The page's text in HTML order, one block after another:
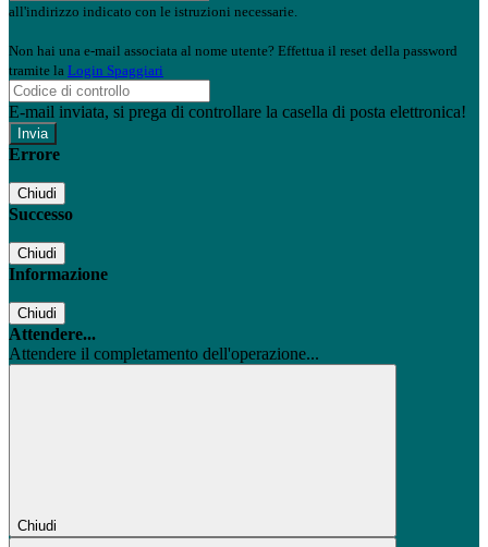
all'indirizzo indicato con le istruzioni necessarie.
Non hai una e-mail associata al nome utente? Effettua il reset della password
tramite la Login Spaggiari
E-mail inviata, si prega di controllare la casella di posta elettronica!
Errore
Chiudi
Successo
Chiudi
Informazione
Chiudi
Attendere...
Attendere il completamento dell'operazione...
Chiudi